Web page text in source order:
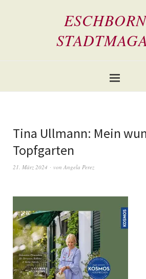
Tina Ullmann: Mein
Topfgarten
21. März 2024 von Angela Perez